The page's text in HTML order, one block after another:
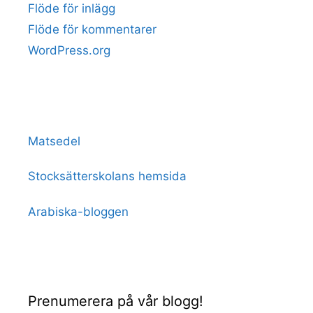
Flöde för inlägg
Flöde för kommentarer
WordPress.org
Matsedel
Stocksätterskolans hemsida
Arabiska-bloggen
Prenumerera på vår blogg!